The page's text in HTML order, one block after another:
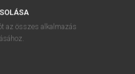
az összes alkalmazás